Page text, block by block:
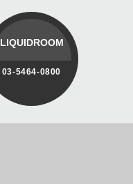
LIQUIDROOM
03-5464-0800